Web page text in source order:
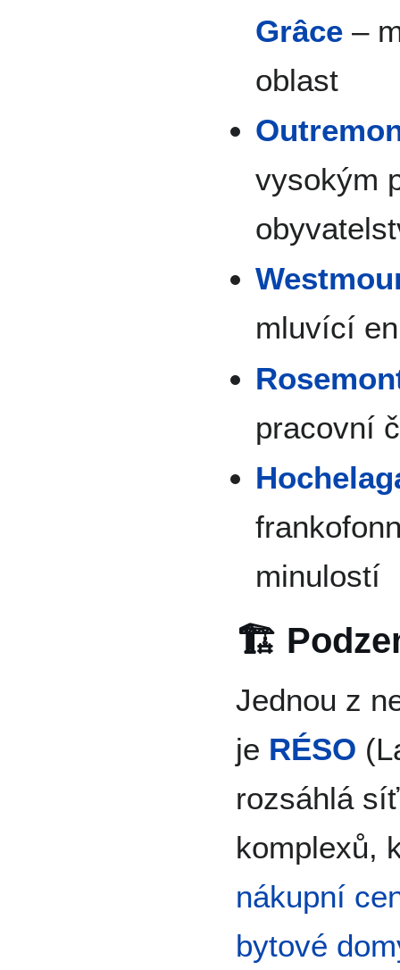
Grâce –
oblast
vysokým
mluvící
pracovní
minulostí
🏗️
Jednou z
je RÉSO
rozsáhlá
komplexů,
nákupní
bytové